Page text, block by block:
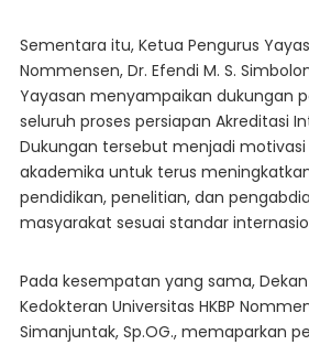
Sementara itu, Ketua Pengurus
Nommensen, Dr. Efendi M. S.
Yayasan menyampaikan dukungan
seluruh proses persiapan Akreditasi
Dukungan tersebut menjadi motivasi
akademika untuk terus
pendidikan, penelitian, dan
masyarakat sesuai standar
Pada kesempatan yang sama,
Kedokteran Universitas HKBP
Simanjuntak, Sp.OG., memaparkan